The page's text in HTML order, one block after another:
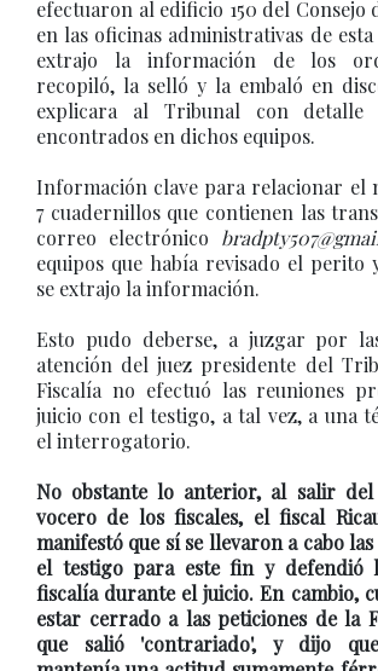
efectuaron al edificio 150 del Consejo
en las oficinas administrativas de
extrajo la información de los
recopiló, la selló y la embaló en
explicara al Tribunal con detalle
encontrados en dichos equipos.
Información clave para relacionar el
7 cuadernillos que contienen las
correo electrónico
equipos que había revisado el perito
se extrajo la información.
Esto pudo deberse, a juzgar por
atención del juez presidente del
Fiscalía no efectuó las reuniones
juicio con el testigo, a tal vez, a una
el interrogatorio.
No obstante lo anterior, al salir
vocero de los fiscales, el fiscal
manifestó que sí se llevaron a cabo
el testigo para este fin y defendió
fiscalía durante el juicio. En cambio,
estar cerrado a las peticiones de la
que salió 'contrariado', y dijo